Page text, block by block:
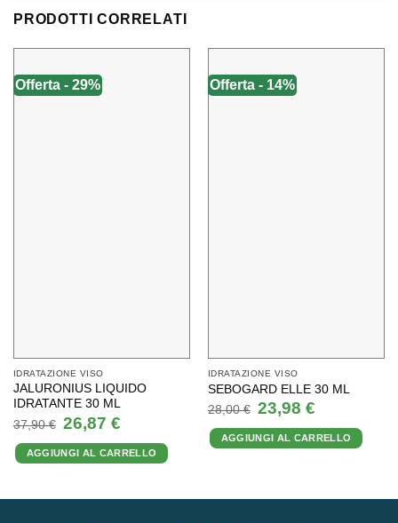
PRODOTTI CORRELATI
Offerta - 29%
IDRATAZIONE VISO
JALURONIUS LIQUIDO
IDRATANTE 30 ML
37,90€
Il
prezzo
originale
era:
37,90 €.
26,87 €Il
prezzo
attuale
è:
26,87 €.
AGGIUNGI AL CARRELLO
Offerta - 14%
IDRATAZIONE VISO
SEBOGARD ELLE 30 ML
28,00€
Il
prezzo
originale
era:
28,00 €.
23,98 €Il
prezzo
attuale
è:
23,98 €.
AGGIUNGI AL CARRELLO